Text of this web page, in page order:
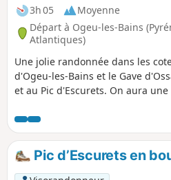
3h 05
Moyenne
Départ à Ogeu-les-Bains
Atlantiques)
Une jolie randonnée dans les
d'Ogeu-les-Bains et le Gave
et au Pic d'Escurets. On aura
Pic d’Escurets en